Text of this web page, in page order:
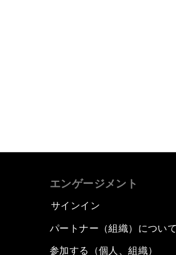
エンゲージメント
サインイン
パートナー（組織）について
参加する（個人、組織）